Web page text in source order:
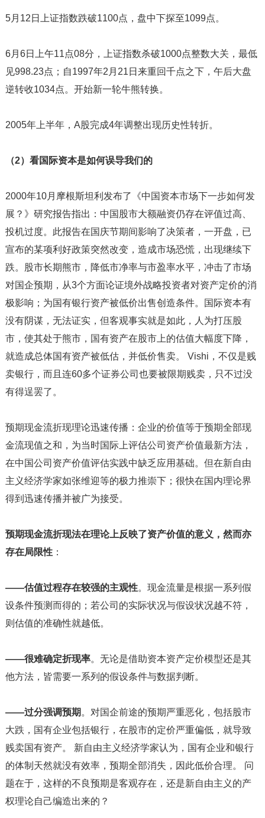
5月12日上证指数跌破1100点，盘中下探至1099点。
6月6日上午11点08分，上证指数杀破1000点整数大关，最低
见998.23点；自1997年2月21日来重回千点之下，午后大盘
逆转收1034点。开始新一轮牛熊转换。
2005年上半年，A股完成4年调整出现历史性转折。
（2）看国际资本是如何误导我们的
2000年10月摩根斯坦利发布了《中国资本市场下一步如何发
展？》研究报告指出：中国股市大额融资仍存在评值过高、
投机过度。此报告在国庆节期间影响了决策者，一开盘，已
宣布的某项利好政策突然改变，造成市场恐慌，出现继续下
跌。股市长期熊市，降低市净率与市盈率水平，冲击了市场
对国企预期，从3个方面论证境外战略投资者对资产定价的消
极影响；为国有银行资产被低价出售创造条件。国际资本有
没有阴谋，无法证实，但客观事实就是如此，人为打压股
市，使其处于熊市，国有资产在股市上的估值大幅度下降，
就造成总体国有资产被低估，并低价售卖。 Vishi，不仅是贱
卖银行，而且连60多个证券公司也要被限期贱卖，只不过没
有得逞罢了。
预期现金流折现理论迅速传播：企业的价值等于预期全部现
金流现值之和，为当时国际上评估公司资产价值最新方法，
在中国公司资产价值评估实践中缺乏应用基础。但在新自由
主义经济学家如张维迎等的极力推崇下；很快在国内理论界
得到迅速传播并被广为接受。
预期现金流折现法在理论上反映了资产价值的意义，然而亦
存在局限性：
——估值过程存在较强的主观性。现金流量是根据一系列假
设条件预测而得的；若公司的实际状况与假设状况越不符，
则估值的准确性就越低。
——很难确定折现率。无论是借助资本资产定价模型还是其
他方法，皆需要一系列的假设条件与数据判断。
——过分强调预期 。对国企前途的预期严重恶化，包括股市
大跌，国有企业包括银行，在股市的定价严重偏低，就导致
贱卖国有资产。 新自由主义经济学家认为，国有企业和银行
的体制天然就没有效率，预期全部消失，因此低价合理。 问
题在于，这样的不良预期是客观存在，还是新自由主义的产
权理论自己编造出来的？